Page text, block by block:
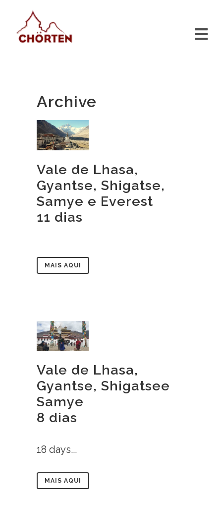
Archive
Vale de Lhasa,
Gyantse, Shigatse,
Samye e Everest
11 dias
MAIS AQUI
Vale de Lhasa,
Gyantse, Shigatsee
Samye
8 dias
18 days...
MAIS AQUI